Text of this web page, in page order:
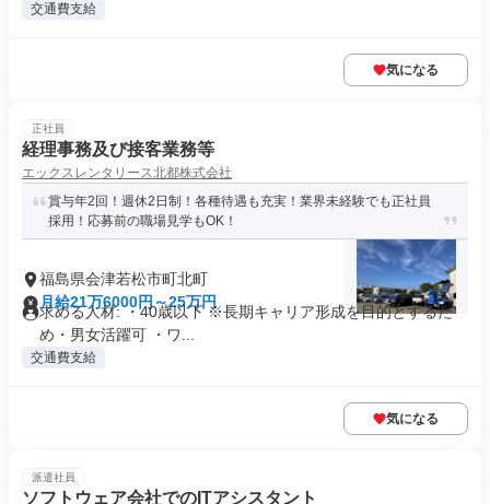
交通費支給
気になる
正社員
経理事務及び接客業務等
エックスレンタリース北都株式会社
賞与年2回！週休2日制！各種待遇も充実！業界未経験でも正社員
採用！応募前の職場見学もOK！
福島県会津若松市町北町
月給21万6000円～25万円
求める人材: ・40歳以下 ※長期キャリア形成を目的とするた
め・男女活躍可 ・ワ...
交通費支給
気になる
派遣社員
ソフトウェア会社でのITアシスタント